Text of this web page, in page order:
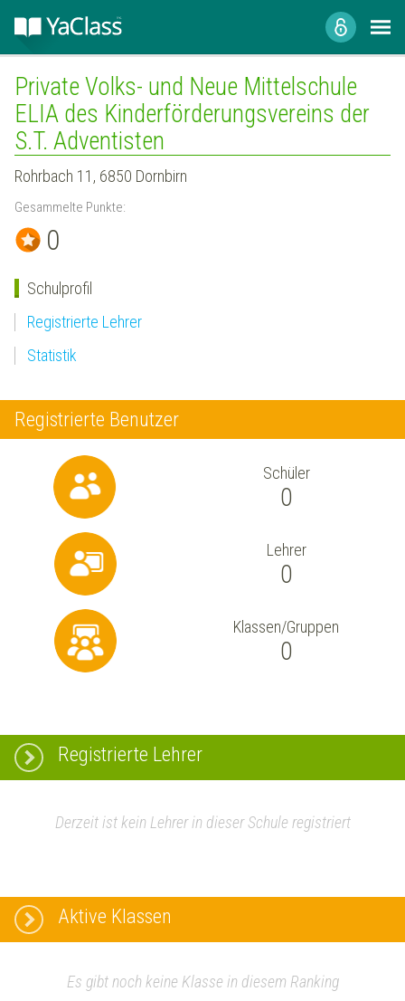
Private Volks- und Neue Mittelschule
ELIA des Kinderförderungsvereins der
S.T. Adventisten
Rohrbach 11, 6850 Dornbirn
Gesammelte Punkte:
0
Schulprofil
Registrierte Lehrer
Statistik
Registrierte Benutzer
Schüler
0
Lehrer
0
Klassen/Gruppen
0
Registrierte Lehrer
Derzeit ist kein Lehrer in dieser Schule registriert
Aktive Klassen
Es gibt noch keine Klasse in diesem Ranking